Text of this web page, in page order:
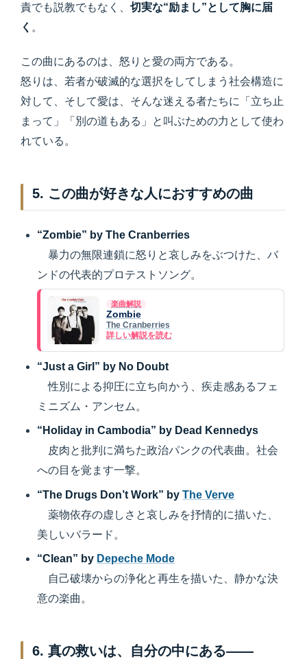
責でも説教でもなく、 切実な“励まし”として胸に届
く 。
この曲にあるのは、怒りと愛の両方である。
怒りは、若者が破滅的な選択をしてしまう社会構造に
対して、そして愛は、そんな迷える者たちに「立ち止
まって」「別の道もある」と叫ぶための力として使わ
れている。
5. この曲が好きな人におすすめの曲
“Zombie” by The Cranberries
暴力の無限連鎖に怒りと哀しみをぶつけた、バ
ンドの代表的プロテストソング。
楽曲解説
Zombie
The Cranberries
詳しい解説を読む
“Just a Girl” by No Doubt
性別による抑圧に立ち向かう、疾走感あるフェ
ミニズム・アンセム。
“Holiday in Cambodia” by Dead Kennedys
皮肉と批判に満ちた政治パンクの代表曲。社会
への目を覚ます一撃。
“The Drugs Don’t Work” byThe Verve
薬物依存の虚しさと哀しみを抒情的に描いた、
美しいバラード。
“Clean” by Depeche Mode
自己破壊からの浄化と再生を描いた、静かな決
意の楽曲。
6. 真の救いは、自分の中にある——